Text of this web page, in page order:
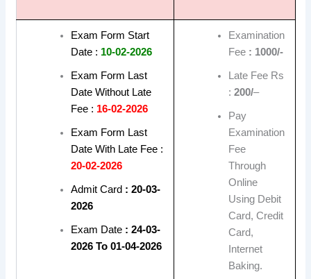
Exam Form Start
Date : 10-02-2026
Exam Form Last
Date Without Late
Fee : 16-02-2026
Exam Form Last
Date With Late Fee :
20-02-2026
Admit Card : 20-03-
2026
Exam Date: 24-03-
2026 To 01-04-2026
Examination
Fee : 1000/-
Late Fee Rs
: 200/–
Pay
Examination
Fee
Through
Online
Using Debit
Card, Credit
Card,
Internet
Baking.